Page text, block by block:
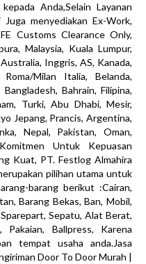
Anda,Selain Layanan
menyediakan Ex-Work,
Customs Clearance Only,
Malaysia, Kuala Lumpur,
Inggris, AS, Kanada,
Milan Italia, Belanda,
Bahrain, Filipina,
Turki, Abu Dhabi, Mesir,
Jepang, Prancis, Argentina,
Nepal, Pakistan, Oman,
Untuk Kepuasan
Kuat, PT. Festlog Almahira
pilihan utama untuk
barang berikut :Cairan,
Barang Bekas, Ban, Mobil,
Sepatu, Alat Berat,
Ballpress, Karena
tempat usaha anda.Jasa
Door To Door Murah |